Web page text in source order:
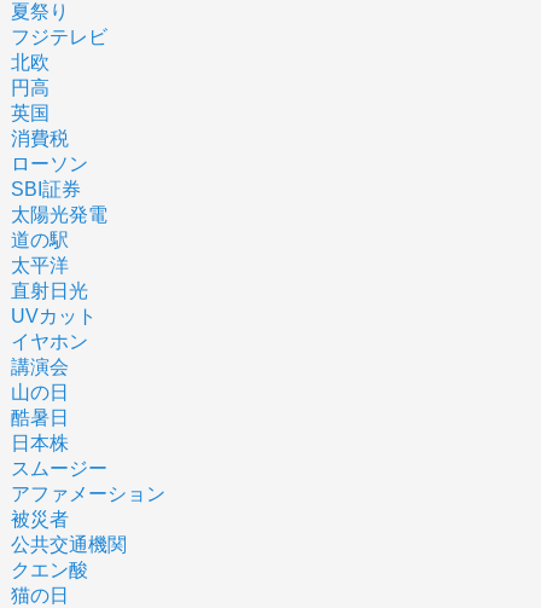
夏祭り
フジテレビ
北欧
円高
英国
消費税
ローソン
SBI証券
太陽光発電
道の駅
太平洋
直射日光
UVカット
イヤホン
講演会
山の日
酷暑日
日本株
スムージー
アファメーション
被災者
公共交通機関
クエン酸
猫の日